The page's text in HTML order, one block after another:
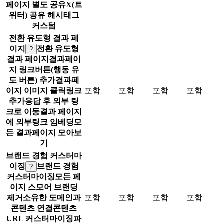
페이지 별도 공유X(트
위터) 공유 해시태그
커스텀
전환 유도형 결과 페
이지
?
전환 유도형
결과 페이지 결과페이
지 링크버튼(행동 유
도 버튼) 추가결과페
이지 이미지 클릭링크
추가응답 후 외부 링
크로 이동결과 페이지
에 외부링크 임베딩모
든 결과페이지 모아보
기
포함 포함 포함 포함
브랜드 경험 커스터마
이징 ?
브랜드 경험
커스터마이징모든 페
이지 스모어 브랜딩
제거 소유한 도메인과
콘텐츠 연결콘텐츠
URL 커스터마이징파
포함 포함 포함 포함